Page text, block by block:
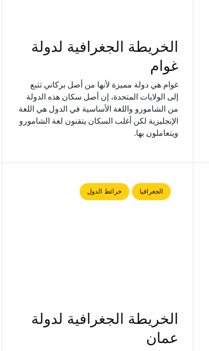
الخريطة الجغرافية لدولة
غوام
غوام هي دولة مميزة لأنها من أصل بركاني تتبع
إلى الولايات المتحدة، إن أصل سكان هذه الدولة
من الشامورو واللغة الأساسية في الدول هي اللغة
الإنجليزية لكن أغلب السكان يتقنون لغة الشامورو
ويتعاملون بها.
الجغرافيا خرائط الدول
الخريطة الجغرافية لدولة
عمان